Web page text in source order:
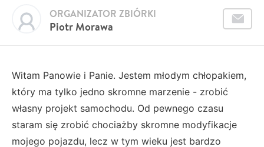
Piotr Morawa
ORGANIZATOR ZBIÓRKI
Witam Panowie i Panie. Jestem młodym chłopakiem,
który ma tylko jedno skromne marzenie - zrobić
własny projekt samochodu. Od pewnego czasu
staram się zrobić chociażby skromne modyfikacje
mojego pojazdu, lecz w tym wieku jest bardzo